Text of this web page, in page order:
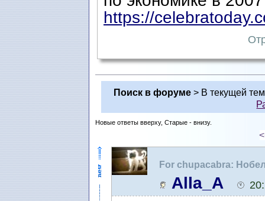
https://
Поиск в форуме > В текущей
Новые ответы вверху, Старые - внизу.
For chupacabra:
зале Ратуши
Alla_A